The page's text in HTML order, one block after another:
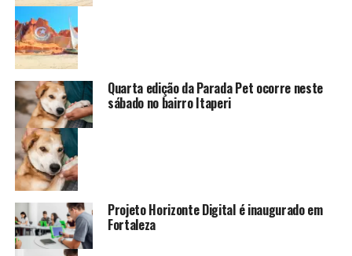
Quarta edição da Parada Pet ocorre neste
sábado no bairro Itaperi
Projeto Horizonte Digital é inaugurado em
Fortaleza